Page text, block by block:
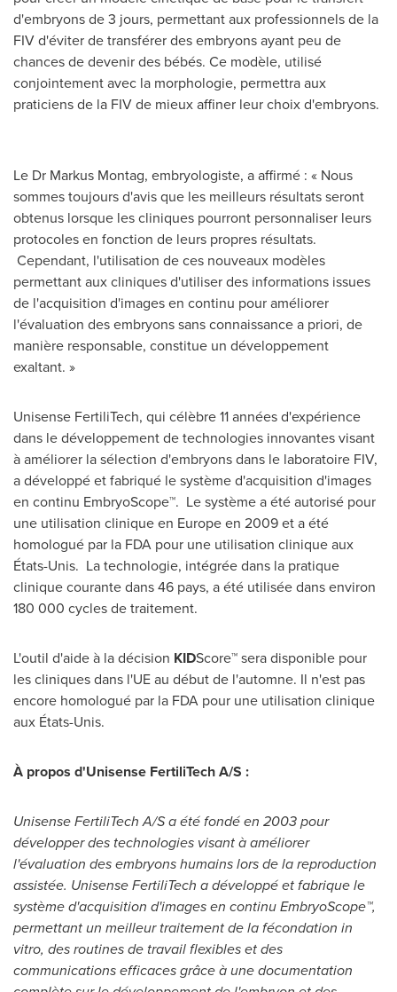
d'embryons de 3 jours, permettant aux professionnels de la
FIV d'éviter de transférer des embryons ayant peu de
chances de devenir des bébés. Ce modèle, utilisé
conjointement avec la morphologie, permettra aux
praticiens de la FIV de mieux affiner leur choix d'embryons.
Le Dr Markus Montag, embryologiste, a affirmé : « Nous
sommes toujours d'avis que les meilleurs résultats seront
obtenus lorsque les cliniques pourront personnaliser leurs
protocoles en fonction de leurs propres résultats.
Cependant, l'utilisation de ces nouveaux modèles
permettant aux cliniques d'utiliser des informations issues
de l'acquisition d'images en continu pour améliorer
l'évaluation des embryons sans connaissance a priori, de
manière responsable, constitue un développement
exaltant. »
Unisense FertiliTech, qui célèbre 11 années d'expérience
dans le développement de technologies innovantes visant
à améliorer la sélection d'embryons dans le laboratoire FIV,
a développé et fabriqué le système d'acquisition d'images
en continu EmbryoScope™. Le système a été autorisé pour
une utilisation clinique en Europeen 2009 eta été
homologué par la FDA pour une utilisation clinique aux
États-Unis. La technologie, intégrée dans la pratique
clinique courante dans 46 pays, a été utilisée dans environ
180 000 cycles de traitement.
L'outil d'aide à la décision KIDScore™ sera disponible pour
les cliniques dans l'UE au début de l'automne. Il n'est pas
encore homologué par la FDA pour une utilisation clinique
aux États-Unis.
À propos d'Unisense FertiliTech A/S :
Unisense FertiliTech A/S a été fondé en 2003 pour
développer des technologies visant à améliorer
l'évaluation des embryons humains lors de la reproduction
assistée. Unisense FertiliTech a développé et fabrique le
systèmed'acquisition d'images en continuEmbryoScope™,
permettant un meilleur traitement de la fécondation in
vitro, des routines de travail flexibles et des
communications efficaces grâce à une documentation